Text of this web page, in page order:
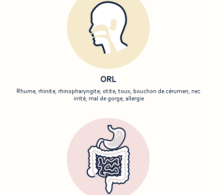
ORL
Rhume, rhinite, rhinopharyngite, otite, toux, bouchon de cérumen, nez
irrité, mal de gorge, allergie